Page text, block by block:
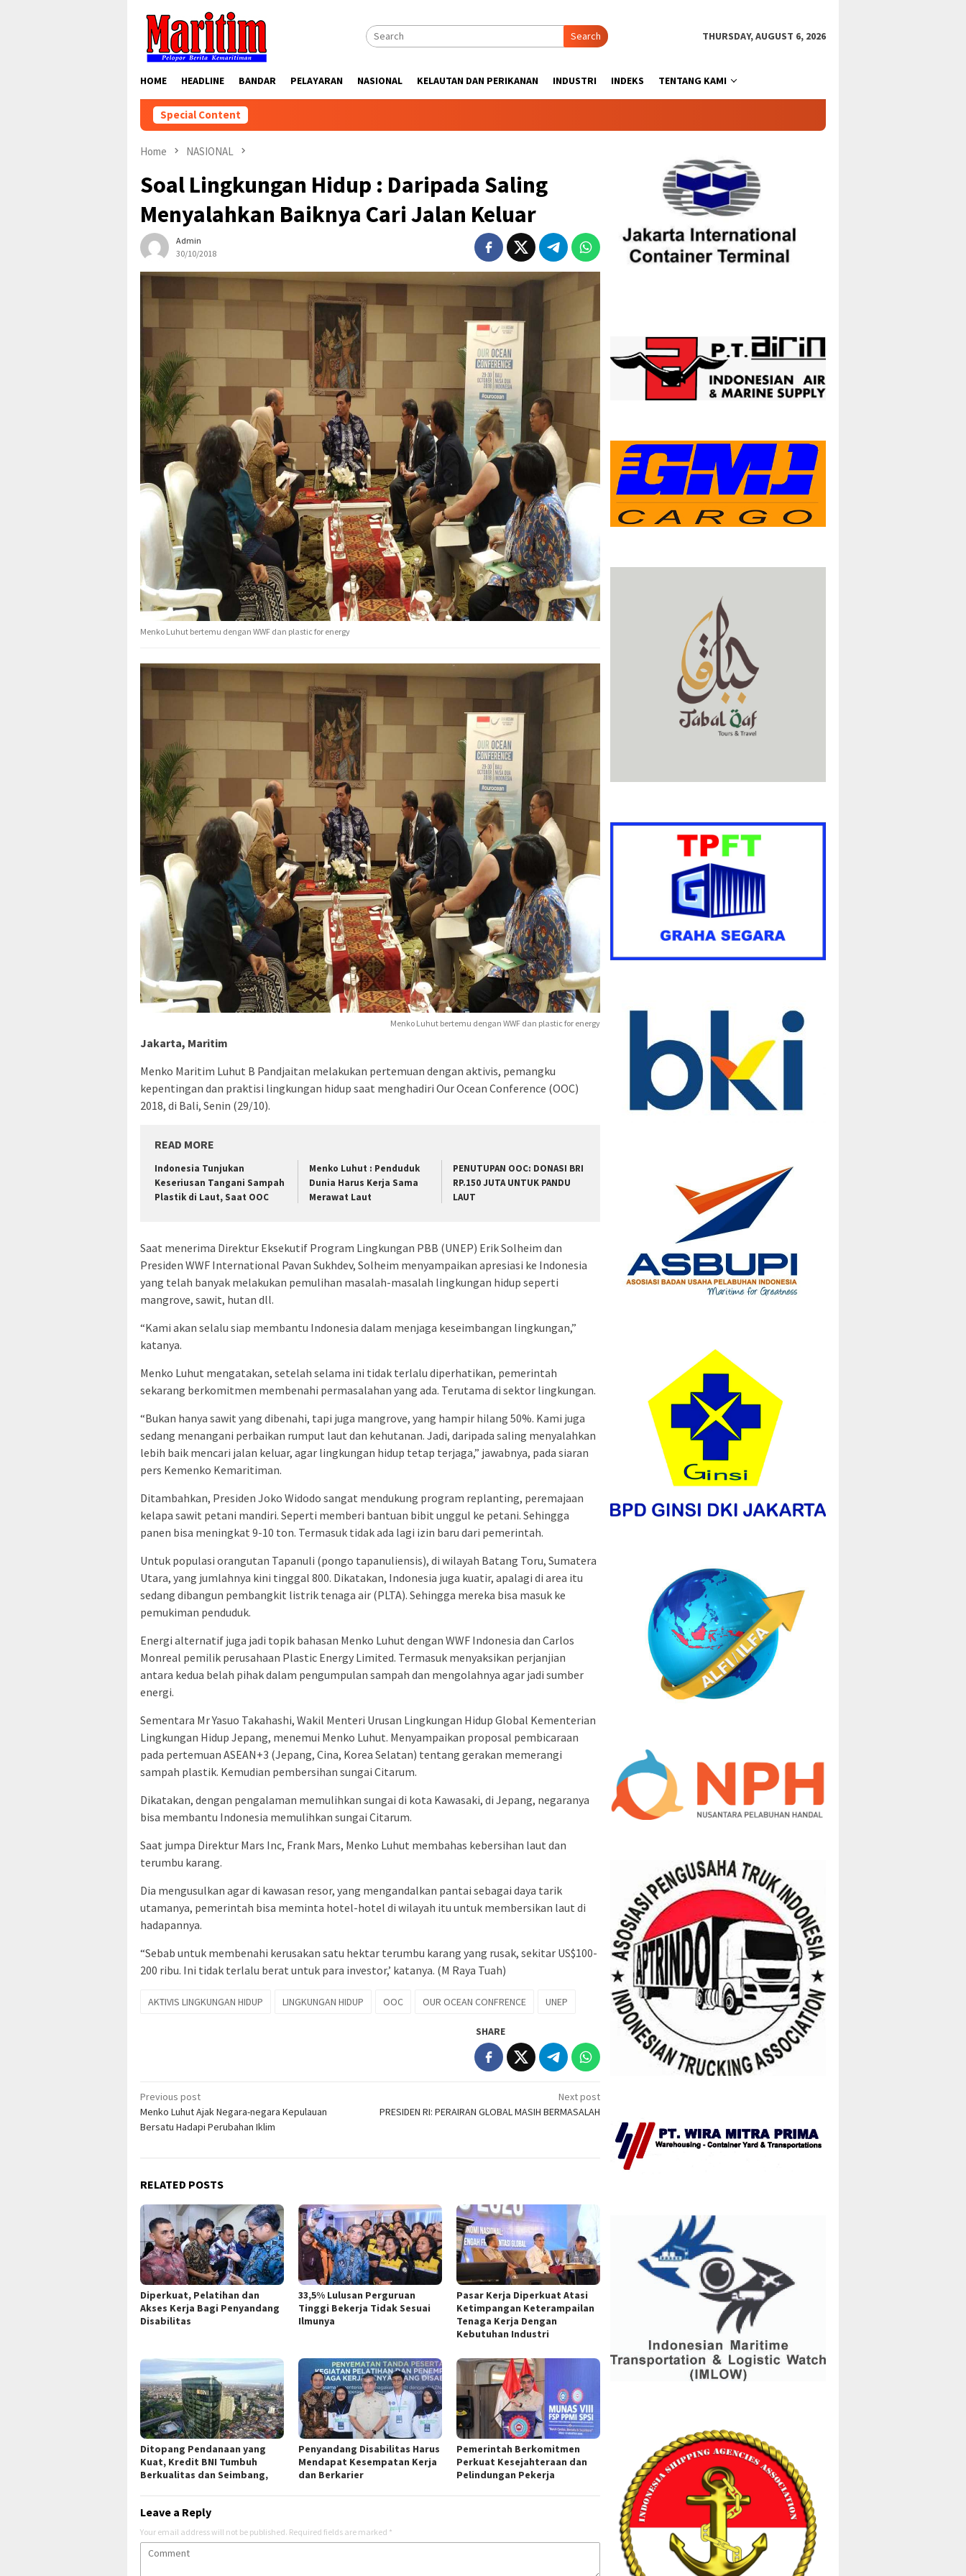
content
Search THURSDAY, AUGUST 6, 2026
HOME HEADLINE BANDAR PELAYARAN NASIONAL KELAUTAN DAN PERIKANAN INDUSTRI INDEKS TENTANG KAMI
Special Content
Home NASIONAL
Soal Lingkungan Hidup : Daripada Saling
Menyalahkan Baiknya Cari Jalan Keluar
Admin
30/10/2018
Menko Luhut bertemu dengan WWF dan plastic for energy
Menko Luhut bertemu dengan WWF dan plastic for energy
Jakarta, Maritim
Menko Maritim Luhut B Pandjaitan melakukan pertemuan dengan aktivis, pemangku
kepentingan dan praktisi lingkungan hidup saat menghadiri Our Ocean Conference (OOC)
2018, di Bali, Senin (29/10).
READ MORE
Indonesia Tunjukan
Keseriusan Tangani Sampah
Plastik di Laut, Saat OOC
Menko Luhut : Penduduk
Dunia Harus Kerja Sama
Merawat Laut
PENUTUPAN OOC: DONASI BRI
RP.150 JUTA UNTUK PANDU
LAUT
Saat menerima Direktur Eksekutif Program Lingkungan PBB (UNEP) Erik Solheim dan
Presiden WWF International Pavan Sukhdev, Solheim menyampaikan apresiasi ke Indonesia
yang telah banyak melakukan pemulihan masalah-masalah lingkungan hidup seperti
mangrove, sawit, hutan dll.
“Kami akan selalu siap membantu Indonesia dalam menjaga keseimbangan lingkungan,”
katanya.
Menko Luhut mengatakan, setelah selama ini tidak terlalu diperhatikan, pemerintah
sekarang berkomitmen membenahi permasalahan yang ada. Terutama di sektor lingkungan.
“Bukan hanya sawit yang dibenahi, tapi juga mangrove, yang hampir hilang 50%. Kami juga
sedang menangani perbaikan rumput laut dan kehutanan. Jadi, daripada saling menyalahkan
lebih baik mencari jalan keluar, agar lingkungan hidup tetap terjaga,” jawabnya, pada siaran
pers Kemenko Kemaritiman.
Ditambahkan, Presiden Joko Widodo sangat mendukung program replanting, peremajaan
kelapa sawit petani mandiri. Seperti memberi bantuan bibit unggul ke petani. Sehingga
panen bisa meningkat 9-10 ton. Termasuk tidak ada lagi izin baru dari pemerintah.
Untuk populasi orangutan Tapanuli (pongo tapanuliensis), di wilayah Batang Toru, Sumatera
Utara, yang jumlahnya kini tinggal 800. Dikatakan, Indonesia juga kuatir, apalagi di area itu
sedang dibangun pembangkit listrik tenaga air (PLTA). Sehingga mereka bisa masuk ke
pemukiman penduduk.
Energi alternatif juga jadi topik bahasan Menko Luhut dengan WWF Indonesia dan Carlos
Monreal pemilik perusahaan Plastic Energy Limited. Termasuk menyaksikan perjanjian
antara kedua belah pihak dalam pengumpulan sampah dan mengolahnya agar jadi sumber
energi.
Sementara Mr Yasuo Takahashi, Wakil Menteri Urusan Lingkungan Hidup Global Kementerian
Lingkungan Hidup Jepang, menemui Menko Luhut. Menyampaikan proposal pembicaraan
pada pertemuan ASEAN+3 (Jepang, Cina, Korea Selatan) tentang gerakan memerangi
sampah plastik. Kemudian pembersihan sungai Citarum.
Dikatakan, dengan pengalaman memulihkan sungai di kota Kawasaki, di Jepang, negaranya
bisa membantu Indonesia memulihkan sungai Citarum.
Saat jumpa Direktur Mars Inc, Frank Mars, Menko Luhut membahas kebersihan laut dan
terumbu karang.
Dia mengusulkan agar di kawasan resor, yang mengandalkan pantai sebagai daya tarik
utamanya, pemerintah bisa meminta hotel-hotel di wilayah itu untuk membersikan laut di
hadapannya.
“Sebab untuk membenahi kerusakan satu hektar terumbu karang yang rusak, sekitar US$100-
200 ribu. Ini tidak terlalu berat untuk para investor,’ katanya. (M Raya Tuah)
AKTIVIS LINGKUNGAN HIDUP LINGKUNGAN HIDUP OOC OUR OCEAN CONFRENCE UNEP
SHARE
Post
navigation
Previous post
Menko Luhut Ajak Negara-negara Kepulauan
Bersatu Hadapi Perubahan Iklim
Next post
PRESIDEN RI: PERAIRAN GLOBAL MASIH BERMASALAH
RELATED POSTS
Diperkuat, Pelatihan dan
Akses Kerja Bagi Penyandang
Disabilitas
33,5% Lulusan Perguruan
Tinggi Bekerja Tidak Sesuai
Ilmunya
Pasar Kerja Diperkuat Atasi
Ketimpangan Keterampailan
Tenaga Kerja Dengan
Kebutuhan Industri
Ditopang Pendanaan yang
Kuat, Kredit BNI Tumbuh
Berkualitas dan Seimbang,
Penyandang Disabilitas Harus
Mendapat Kesempatan Kerja
dan Berkarier
Pemerintah Berkomitmen
Perkuat Kesejahteraan dan
Pelindungan Pekerja
Leave a Reply
Your email address will not be published. Required fields are marked *